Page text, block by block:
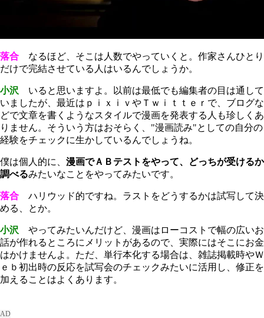
落合 なるほど、そこは人数でやっていくと。作家さんひとり
だけで完結させている人はいるんでしょうか。
小沢 いると思いますよ。以前は最低でも編集者の目は通して
いましたが、最近はｐｉｘｉｖやＴｗｉｔｔｅｒで、ブログな
どで文章を書くようなスタイルで漫画を発表する人も珍しくあ
りません。そういう方はおそらく、"漫画読み"としての自分の
経験をチェックに生かしているんでしょうね。
僕は個人的に、 漫画でＡＢテストをやって、どっちが受けるか
調べるみたいなことをやってみたいです。
落合 ハリウッド的ですね。ラストをどうするかは試写して決
める、とか。
小沢 やってみたいんだけど、漫画はローコストで幅の広いお
話が作れるところにメリットがあるので、実際にはそこにお金
はかけませんよ。ただ、単行本化する場合は、雑誌掲載時やＷ
ｅｂ初出時の反応を試写会のチェックみたいに活用し、修正を
加えることはよくあります。